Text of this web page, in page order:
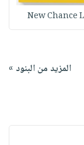
المزيد من البنود »